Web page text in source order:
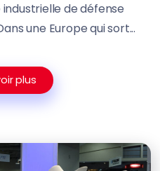
de défense
une Europe qui sort...
plus